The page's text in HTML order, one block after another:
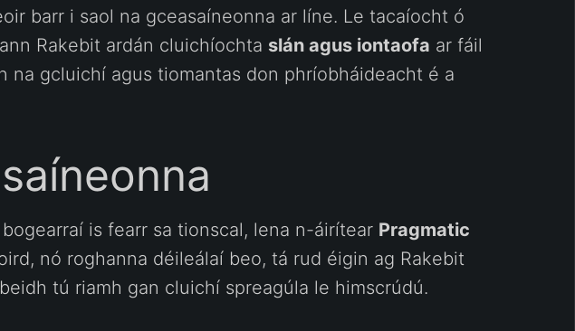
barr i saol na gceasaíneonna ar líne. Le tacaíocht ó
Rakebit ardán cluichíochta slán agus iontaofa ar fáil
na gcluichí agus tiomantas don phríobháideacht é a
is fearr sa tionscal, lena n-áirítear Pragmatic
nó roghanna déileálaí beo, tá rud éigin ag Rakebit
tú riamh gan cluichí spreagúla le himscrúdú.